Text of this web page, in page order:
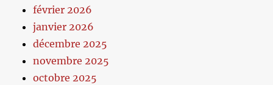
février 2026
janvier 2026
décembre 2025
novembre 2025
octobre 2025